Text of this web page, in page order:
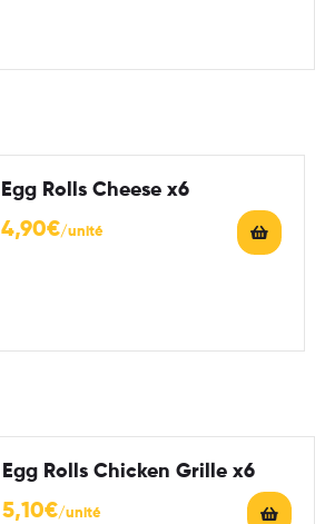
Egg Rolls Cheese x6
4,90€
Egg Rolls Chicken Grille x6
5,10€